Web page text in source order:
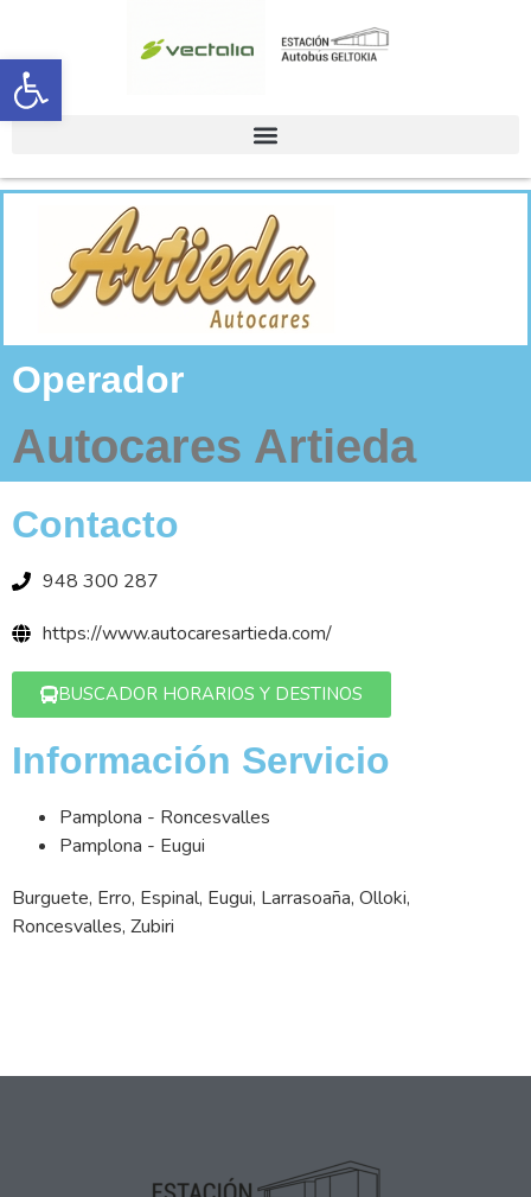
Abrir barra de herramientas
Operador
Autocares Artieda
Contacto
948 300 287
https://www.autocaresartieda.com/
BUSCADOR HORARIOS Y DESTINOS
Información Servicio
Pamplona - Roncesvalles
Pamplona - Eugui
Burguete, Erro, Espinal, Eugui, Larrasoaña, Olloki,
Roncesvalles, Zubiri